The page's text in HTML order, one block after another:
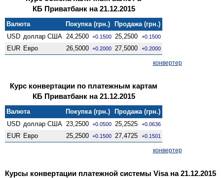
КБ Приватбанк на 21.12.2015
Валюта Покупка (грн.)
Продажа (грн.)
USD доллар США 24,2500 +0.1500 25,2500 +0.1500
EUR Евро 26,5000 +0.2000 27,5000 +0.2000
конвертер
Курс конвертации по платежным картам
КБ Приватбанк на 21.12.2015
Валюта Покупка (грн.)
Продажа (грн.)
USD доллар США 23,2500 +0.0500 25,2525 +0.0636
EUR Евро 25,2500 +0.1500 27,4725 +0.1501
конвертер
Курсы конвертации платежной системы Visa на 21.12.2015